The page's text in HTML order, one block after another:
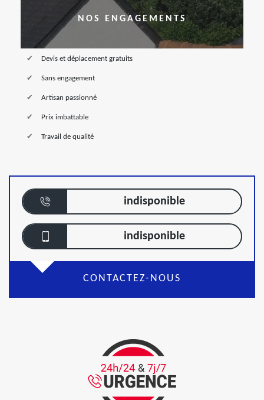
NOS ENGAGEMENTS
Devis et déplacement gratuits
Sans engagement
Artisan passionné
Prix imbattable
Travail de qualité
indisponible
indisponible
CONTACTEZ-NOUS